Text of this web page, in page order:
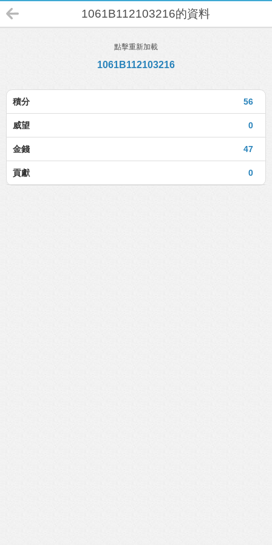
1061B112103216的資料
點擊重新加載
1061B112103216
56
積分
0
威望
47
金錢
0
貢獻